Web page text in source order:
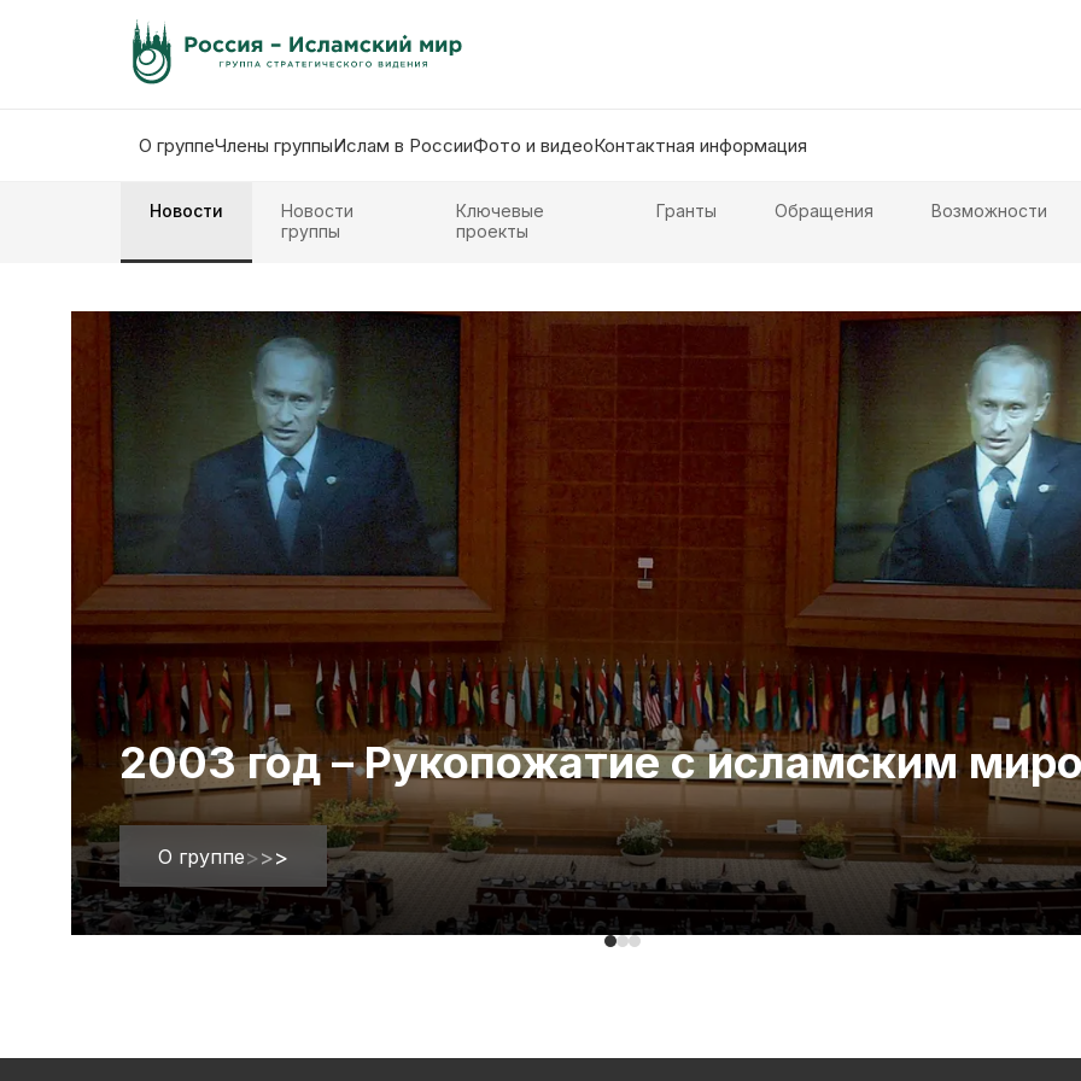
О группеЧлены группыИслам в РоссииФото и видеоКонтактная информация
Новости
Новости
группы
Ключевые
проекты
Гранты Обращения Возможности
2003 год – Рукопожатие с исламским
О группе>>>